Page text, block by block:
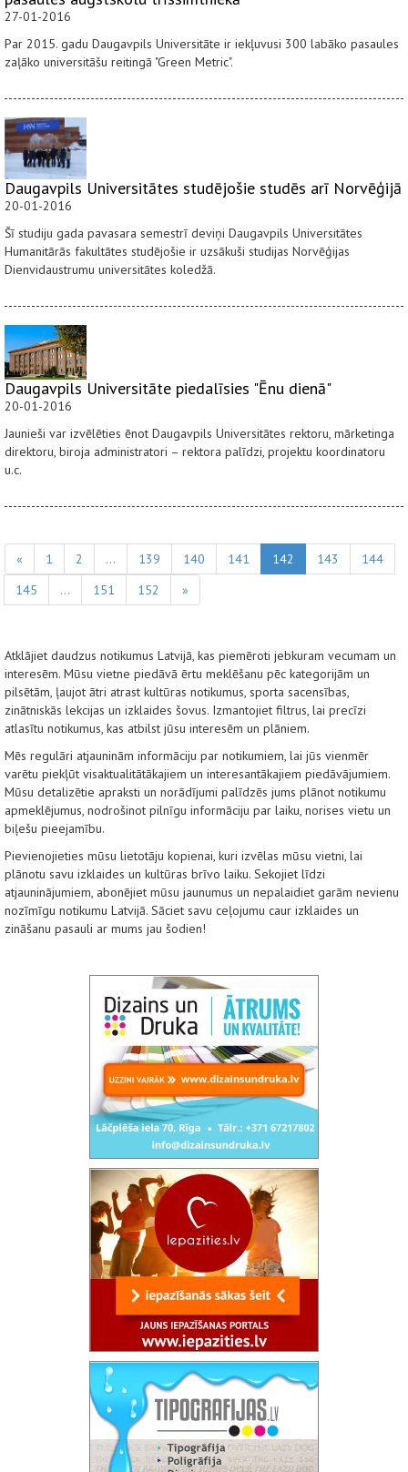
27-01-2016
Par 2015. gadu Daugavpils Universitāte ir iekļuvusi 300 labāko pasaules
zaļāko universitāšu reitingā "Green Metric".
Daugavpils Universitātes studējošie studēs arī Norvēģijā
20-01-2016
Šī studiju gada pavasara semestrī deviņi Daugavpils Universitātes
Humanitārās fakultātes studējošie ir uzsākuši studijas Norvēģijas
Dienvidaustrumu universitātes koledžā.
Daugavpils Universitāte piedalīsies "Ēnu dienā"
20-01-2016
Jaunieši var izvēlēties ēnot Daugavpils Universitātes rektoru, mārketinga
direktoru, biroja administratori – rektora palīdzi, projektu koordinatoru
u.c.
« 1 2 ... 139 140 141 142 143
144
145
... 151 152 »
Atklājiet daudzus notikumus Latvijā, kas piemēroti jebkuram vecumam un
interesēm. Mūsu vietne piedāvā ērtu meklēšanu pēc kategorijām un
pilsētām, ļaujot ātri atrast kultūras notikumus, sporta sacensības,
zinātniskās lekcijas un izklaides šovus. Izmantojiet filtrus, lai precīzi
atlasītu notikumus, kas atbilst jūsu interesēm un plāniem.
Mēs regulāri atjauninām informāciju par notikumiem, lai jūs vienmēr
varētu piekļūt visaktualitātākajiem un interesantākajiem piedāvājumiem.
Mūsu detalizētie apraksti un norādījumi palīdzēs jums plānot notikumu
apmeklējumus, nodrošinot pilnīgu informāciju par laiku, norises vietu un
biļešu pieejamību.
Pievienojieties mūsu lietotāju kopienai, kuri izvēlas mūsu vietni, lai
plānotu savu izklaides un kultūras brīvo laiku. Sekojiet līdzi
atjauninājumiem, abonējiet mūsu jaunumus un nepalaidiet garām nevienu
nozīmīgu notikumu Latvijā. Sāciet savu ceļojumu caur izklaides un
zināšanu pasauli ar mums jau šodien!